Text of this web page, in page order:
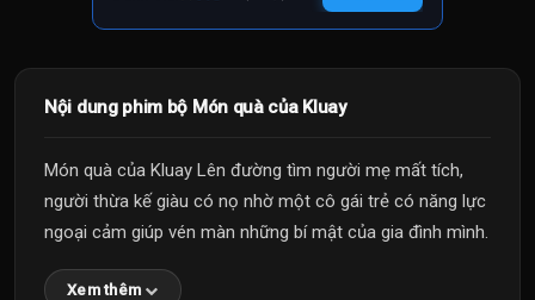
Nội dung phim bộ Món quà của Kluay
Món quà của Kluay Lên đường tìm người mẹ mất tích,
người thừa kế giàu có nọ nhờ một cô gái trẻ có năng lực
ngoại cảm giúp vén màn những bí mật của gia đình mình.
Xem thêm